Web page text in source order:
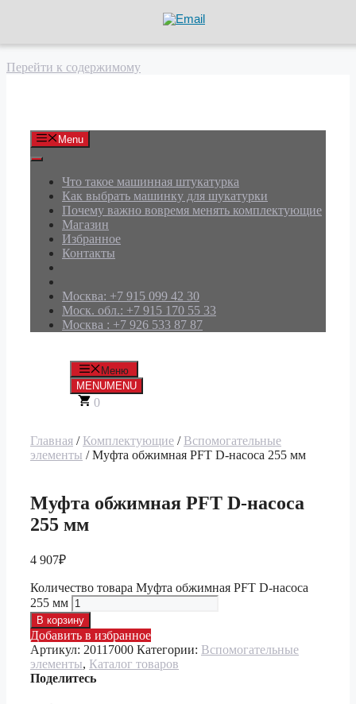
Перейти к содержимому
Menu
Что такое машинная штукатурка
Как выбрать машинку для шукатурки
Почему важно вовремя менять комплектующие
Магазин
Избранное
Контакты
Москва: +7 915 099 42 30
Моск. обл.: +7 915 170 55 33
Москва : +7 926 533 87 87
Меню
MENUMENU
0
Главная / Комплектующие / Вспомогательные
элементы / Муфта обжимная PFT D-насоса 255 мм
Муфта обжимная PFT D-насоса
255 мм
4 907₽
Количество товара Муфта обжимная PFT D-насоса
255 мм
В корзину
Добавить в избранное
Артикул: 20117000 Категории: Вспомогательные
элементы, Каталог товаров
Поделитесь